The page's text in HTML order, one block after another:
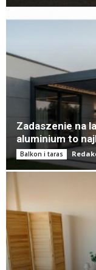
Zadaszenie na
aluminium to
Balkon i taras